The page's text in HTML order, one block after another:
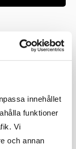
innehållet
funktioner
Vi
och annan
blir